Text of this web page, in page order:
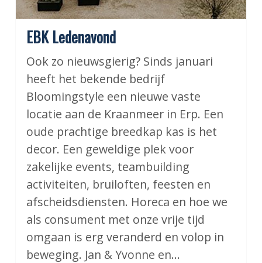
EBK Ledenavond
Ook zo nieuwsgierig? Sinds januari
heeft het bekende bedrijf
Bloomingstyle een nieuwe vaste
locatie aan de Kraanmeer in Erp. Een
oude prachtige breedkap kas is het
decor. Een geweldige plek voor
zakelijke events, teambuilding
activiteiten, bruiloften, feesten en
afscheidsdiensten. Horeca en hoe we
als consument met onze vrije tijd
omgaan is erg veranderd en volop in
beweging. Jan & Yvonne en…